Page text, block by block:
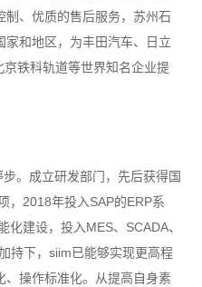
制、优质的售后服务，苏州石
家和地区，为丰田汽车、日立
铁科轨道等世界知名企业提
。成立研发部门，先后获得国
，2018年投入SAP的ERP系
建设，投入MES、SCADA、
持下，siim已能够实现更高程
、操作标准化。从提高自身素